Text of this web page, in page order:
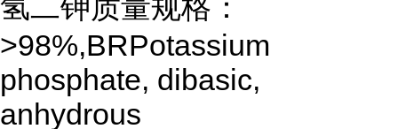
氢二钾质量规格：
>98%,BRPotassium
phosphate, dibasic,
anhydrous